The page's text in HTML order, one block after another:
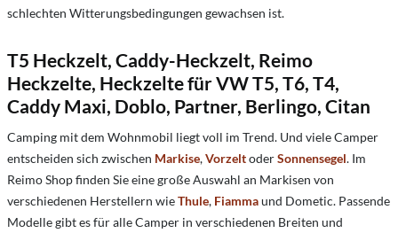
schlechten Witterungsbedingungen gewachsen ist.
T5 Heckzelt, Caddy-Heckzelt, Reimo
Heckzelte, Heckzelte für VW T5, T6, T4,
Caddy Maxi, Doblo, Partner, Berlingo, Citan
Camping mit dem Wohnmobil liegt voll im Trend. Und viele Camper
entscheiden sich zwischen Markise,VorzeltoderSonnensegel. Im
Reimo Shop finden Sie eine große Auswahl an Markisen von
verschiedenen Herstellern wieThule, Fiammaund Dometic. Passende
Modelle gibt es für alle Camper in verschiedenen Breiten und